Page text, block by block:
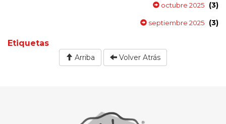
octubre 2025 (3)
septiembre 2025 (3)
Etiquetas
Arriba Volver Atrás